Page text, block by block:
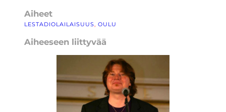
Aiheet
LESTADIOLAILAISUUS, OULU
Aiheeseen liittyvää